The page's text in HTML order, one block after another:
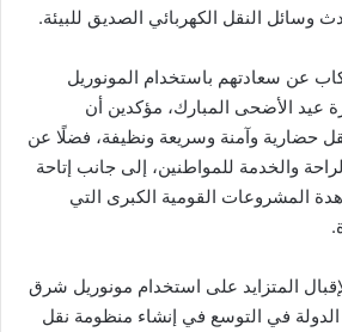
وسائل النقل الكهربائي الصديق للبيئة.
عن سعادتهم باستخدام المونوريل
عيد الأضحى المبارك، مؤكدين أن
حضارية وآمنة وسريعة ونظيفة، فضلًا عن
والخدمة للمواطنين، إلى جانب إتاحة
المشروعات القومية الكبرى التي
المتزايد على استخدام مونوريل شرق
في التوسع في إنشاء منظومة نقل